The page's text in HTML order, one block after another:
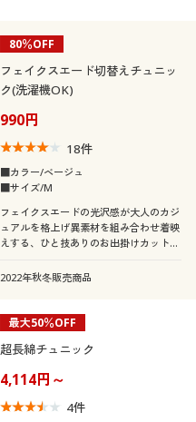
80％OFF
フェイクスエード切替えチュニッ
ク(洗濯機OK)
990円
18件
■カラー/ベージュ
■サイズ/M
フェイクスエードの光沢感が大人のカジ
ュアルを格上げ異素材を組み合わせ着映
えする、ひと技ありのお出掛けカットソ
も!
2022年秋冬販売商品
最大50％OFF
超長綿チュニック
4,114円～
4件